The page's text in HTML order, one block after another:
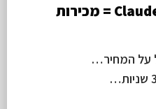
Claude Code + WhatsApp = מכירות